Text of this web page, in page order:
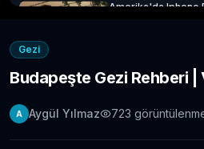
Amerika'da Iphone
Londra Erasmus
Gezi
Budapeşte Gezi Rehberi |
A Aygül Yılmaz 723